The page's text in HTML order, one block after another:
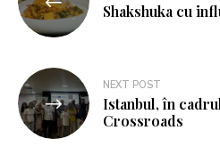
Shakshuka cu
NEXT POST
Istanbul, în
Crossroads